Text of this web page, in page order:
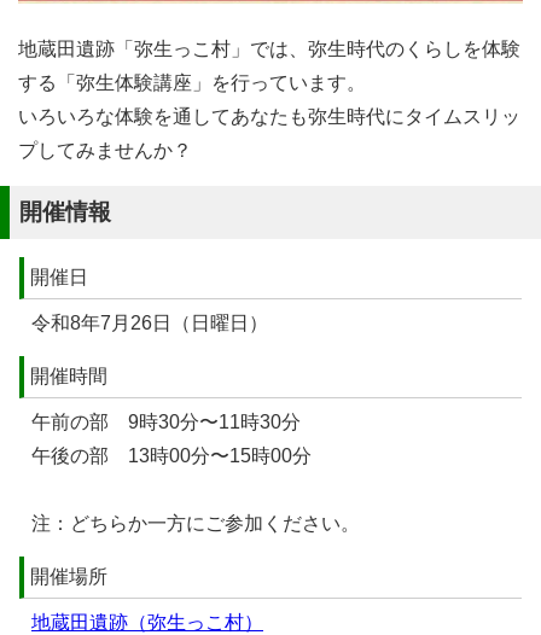
地蔵田遺跡「弥生っこ村」では、弥生時代のくらしを体験
する「弥生体験講座」を行っています。
いろいろな体験を通してあなたも弥生時代にタイムスリッ
プしてみませんか？
開催情報
開催日
令和8年7月26日（日曜日）
開催時間
午前の部 9時30分〜11時30分
午後の部 13時00分〜15時00分
注：どちらか一方にご参加ください。
開催場所
地蔵田遺跡（弥生っこ村）